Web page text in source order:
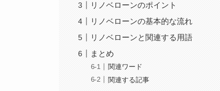
リノベローンのポイント
リノベローンの基本的な流れ
リノベローンと関連する用語
まとめ
関連ワード
関連する記事